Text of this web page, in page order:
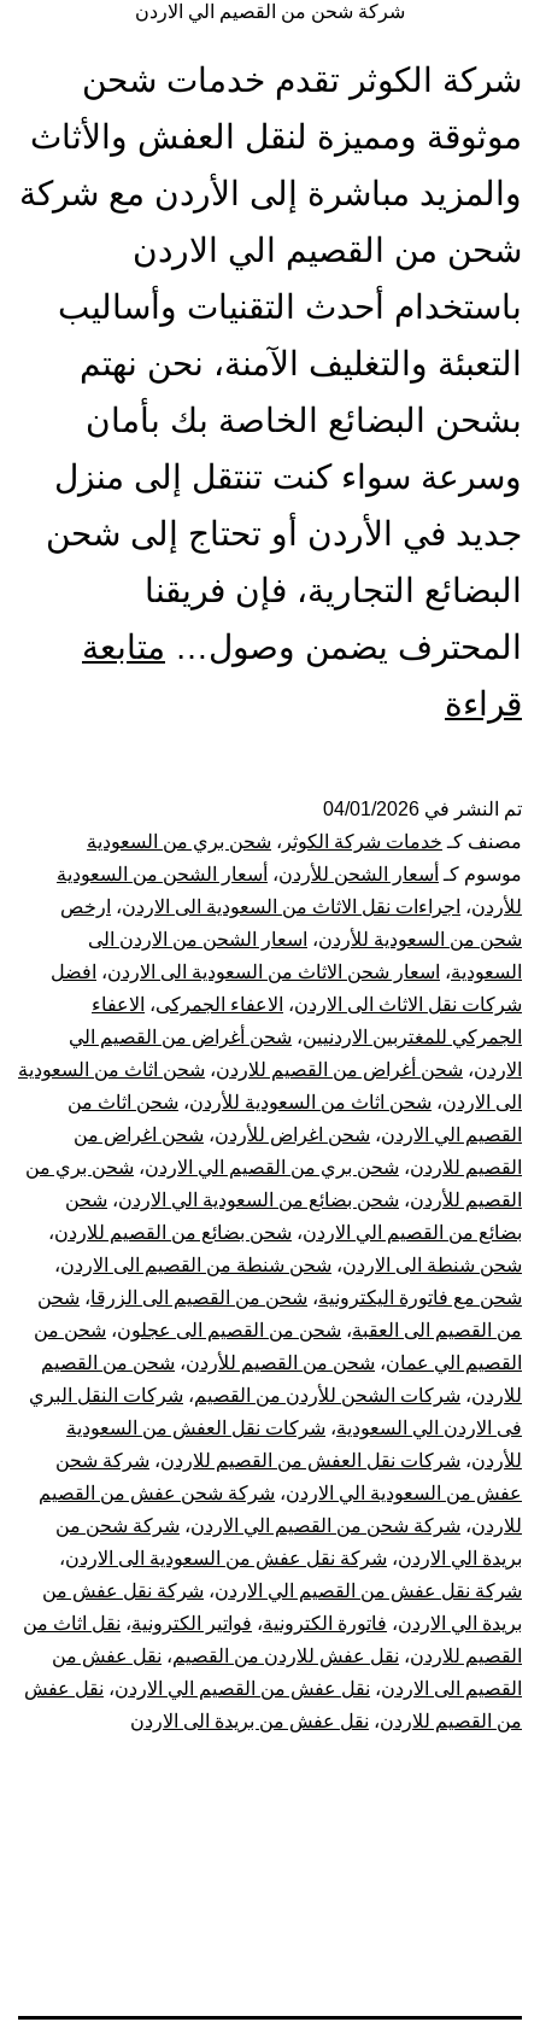
شركة شحن من القصيم الي الاردن
شركة الكوثر تقدم خدمات شحن
موثوقة ومميزة لنقل العفش والأثاث
والمزيد مباشرة إلى الأردن مع شركة
شحن من القصيم الي الاردن
باستخدام أحدث التقنيات وأساليب
التعبئة والتغليف الآمنة، نحن نهتم
بشحن البضائع الخاصة بك بأمان
وسرعة سواء كنت تنتقل إلى منزل
جديد في الأردن أو تحتاج إلى شحن
البضائع التجارية، فإن فريقنا
المحترف يضمن وصول… متابعة
قراءة
من
القصيم
الي
الاردن
|
نقل
عفش
من
القصيم
للأردن
تم النشر في 04/01/2026
مصنف كـ خدمات شركة الكوثر ، شحن بري من السعودية
موسوم كـ أسعار الشحن للأردن، أسعار الشحن من السعودية
للأردن، اجراءات نقل الاثاث من السعودية الى الاردن، ارخص
شحن من السعودية للأردن، اسعار الشحن من الاردن الى
السعودية، اسعار شحن الاثاث من السعودية الى الاردن، افضل
شركات نقل الاثاث الى الاردن، الاعفاء الجمركى، الاعفاء
الجمركي للمغتربين الاردنيين، شحن أغراض من القصيم الي
الاردن، شحن أغراض من القصيم للاردن، شحن اثاث من السعودية
الى الاردن، شحن اثاث من السعودية للأردن، شحن اثاث من
القصيم الي الاردن، شحن اغراض للأردن، شحن اغراض من
القصيم للاردن، شحن بري من القصيم الي الاردن، شحن بري من
القصيم للأردن، شحن بضائع من السعودية الي الاردن، شحن
بضائع من القصيم الي الاردن، شحن بضائع من القصيم للاردن،
شحن شنطة الى الاردن، شحن شنطة من القصيم الى الاردن،
شحن مع فاتورة اليكترونية، شحن من القصيم الى الزرقا، شحن
من القصيم الى العقبة، شحن من القصيم الى عجلون، شحن من
القصيم الي عمان، شحن من القصيم للأردن، شحن من القصيم
للاردن، شركات الشحن للأردن من القصيم، شركات النقل البري
فى الاردن الي السعودية، شركات نقل العفش من السعودية
للأردن، شركات نقل العفش من القصيم للاردن، شركة شحن
عفش من السعودية الي الاردن، شركة شحن عفش من القصيم
للاردن، شركة شحن من القصيم الي الاردن، شركة شحن من
بريدة الي الاردن، شركة نقل عفش من السعودية الى الاردن،
شركة نقل عفش من القصيم الي الاردن، شركة نقل عفش من
بريدة الي الاردن، فاتورة الكترونية، فواتير الكترونية، نقل اثاث من
القصيم للاردن، نقل عفش للاردن من القصيم، نقل عفش من
القصيم الى الاردن، نقل عفش من القصيم الي الاردن، نقل عفش
من القصيم للاردن، نقل عفش من بريدة الى الاردن